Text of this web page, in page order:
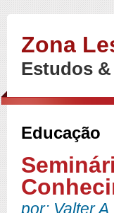
Zona
Estudos
Educação
por: Valter